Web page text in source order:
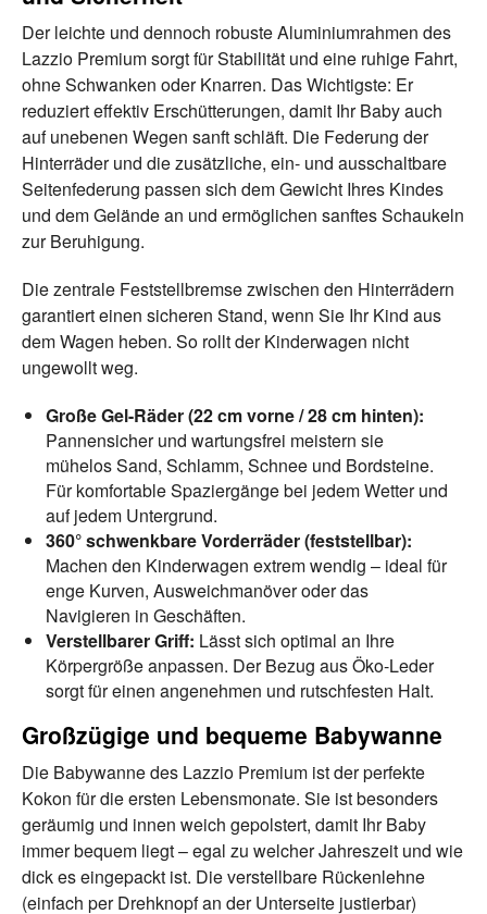
Der leichte und dennoch robuste Aluminiumrahmen des
Lazzio Premium sorgt für Stabilität und eine ruhige Fahrt,
ohne Schwanken oder Knarren. Das Wichtigste: Er
reduziert effektiv Erschütterungen, damit Ihr Baby auch
auf unebenen Wegen sanft schläft. Die Federung der
Hinterräder und die zusätzliche, ein- und ausschaltbare
Seitenfederung passen sich dem Gewicht Ihres Kindes
und dem Gelände an und ermöglichen sanftes Schaukeln
zur Beruhigung.
Die zentrale Feststellbremse zwischen den Hinterrädern
garantiert einen sicheren Stand, wenn Sie Ihr Kind aus
dem Wagen heben. So rollt der Kinderwagen nicht
ungewollt weg.
Große Gel-Räder (22 cm vorne / 28 cm hinten):
Pannensicher und wartungsfrei meistern sie
mühelos Sand, Schlamm, Schnee und Bordsteine.
Für komfortable Spaziergänge bei jedem Wetter und
auf jedem Untergrund.
360° schwenkbare Vorderräder (feststellbar):
Machen den Kinderwagen extrem wendig – ideal für
enge Kurven, Ausweichmanöver oder das
Navigieren in Geschäften.
Verstellbarer Griff: Lässt sich optimal an Ihre
Körpergröße anpassen. Der Bezug aus Öko-Leder
sorgt für einen angenehmen und rutschfesten Halt.
Großzügige und bequeme Babywanne
Die Babywanne des Lazzio Premium ist der perfekte
Kokon für die ersten Lebensmonate. Sie ist besonders
geräumig und innen weich gepolstert, damit Ihr Baby
immer bequem liegt – egal zu welcher Jahreszeit und wie
dick es eingepackt ist. Die verstellbare Rückenlehne
(einfach per Drehknopf an der Unterseite justierbar)